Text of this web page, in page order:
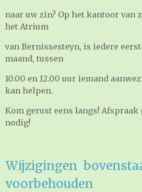
naar uw zin? Op het kantoor van
het Atrium
van Bernissesteyn, is iedere
maand, tussen
10.00 en 12.00 uur iemand
kan helpen.
Kom gerust eens langs!
nodig!
Wijzigingen
voorbehouden